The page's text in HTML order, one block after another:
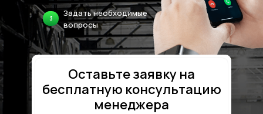
Оставьте заявку на
бесплатную консультацию
менеджера
Задать необходимые
вопросы
3